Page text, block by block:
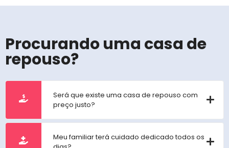
Procurando uma casa de
repouso?
Será que existe uma casa de repouso com
preço justo?
Meu familiar terá cuidado dedicado todos os